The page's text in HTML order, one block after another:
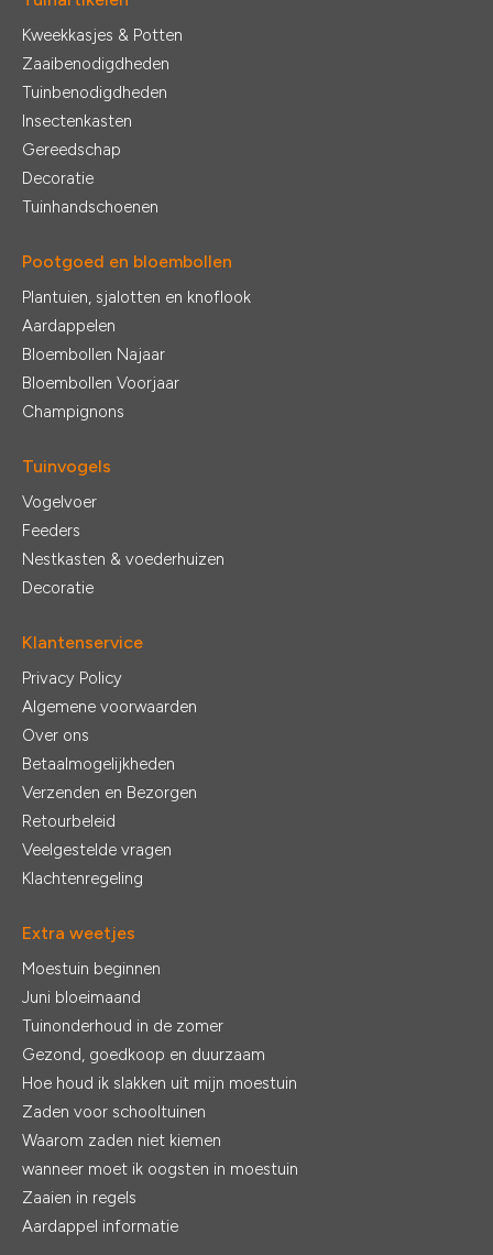
Kweekkasjes & Potten
Zaaibenodigdheden
Tuinbenodigdheden
Insectenkasten
Gereedschap
Decoratie
Tuinhandschoenen
Pootgoed en bloembollen
Plantuien, sjalotten en knoflook
Aardappelen
Bloembollen Najaar
Bloembollen Voorjaar
Champignons
Tuinvogels
Vogelvoer
Feeders
Nestkasten & voederhuizen
Decoratie
Klantenservice
Privacy Policy
Algemene voorwaarden
Over ons
Betaalmogelijkheden
Verzenden en Bezorgen
Retourbeleid
Veelgestelde vragen
Klachtenregeling
Extra weetjes
Moestuin beginnen
Juni bloeimaand
Tuinonderhoud in de zomer
Gezond, goedkoop en duurzaam
Hoe houd ik slakken uit mijn moestuin
Zaden voor schooltuinen
Waarom zaden niet kiemen
wanneer moet ik oogsten in moestuin
Zaaien in regels
Aardappel informatie